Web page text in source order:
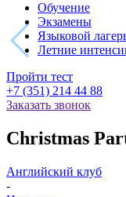
Обучение
Экзамены
Языковой
Летние
Пройти тест
+7 (351) 214 44 88
Заказать звонок
Christmas
Английский клуб
-